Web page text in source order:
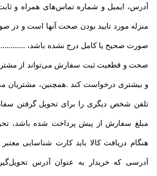
آدرس، ایمیل و شماره تماس‌های همراه و
منزله مورد تایید بودن صحت آنها است و در
صورت صحیح یا کامل درج نشده باشد،
صحت و قطعیت ثبت سفارش می‌تواند از
و بیشتری درخواست کند .همچنین، مشتریان
تلفن شخص دیگری را برای تحویل گرفتن
مبلغ سفارش از پیش پرداخت شده باشد،
هنگام دریافت کالا باید کارت شناسایی معتبر
آدرسی که خریدار به عنوان آدرس